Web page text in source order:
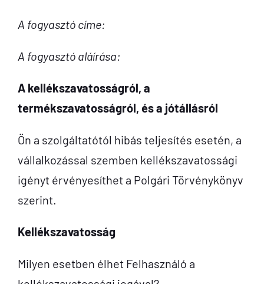
A fogyasztó címe:
A fogyasztó aláírása:
A kellékszavatosságról, a
termékszavatosságról, és a jótállásról
Ön a szolgáltatótól hibás teljesítés esetén, a
vállalkozással szemben kellékszavatossági
igényt érvényesíthet a Polgári Törvénykönyv
szerint.
Kellékszavatosság
Milyen esetben élhet Felhasználó a